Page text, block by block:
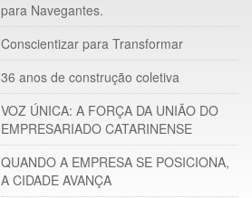
para Navegantes.
Conscientizar para Transformar
36 anos de construção coletiva
VOZ ÚNICA: A FORÇA DA UNIÃO DO
EMPRESARIADO CATARINENSE
QUANDO A EMPRESA SE POSICIONA,
A CIDADE AVANÇA